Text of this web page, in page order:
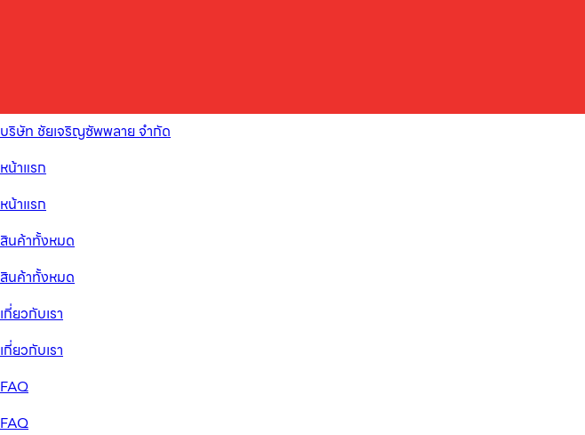
บริษัท ชัยเจริญซัพพลาย จำกัด
หน้าแรก
หน้าแรก
สินค้าทั้งหมด
สินค้าทั้งหมด
เกี่ยวกับเรา
เกี่ยวกับเรา
FAQ
FAQ